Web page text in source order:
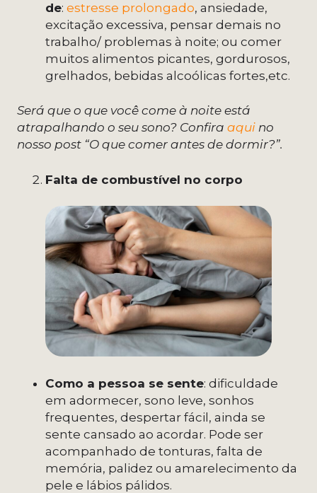
de: estresse prolongado, ansiedade,
excitação excessiva, pensar demais no
trabalho/ problemas à noite; ou comer
muitos alimentos picantes, gordurosos,
grelhados, bebidas alcoólicas fortes,etc.
Será que o que você come à noite está
atrapalhando o seu sono? Confira aqui no
nosso post “O que comer antes de dormir?”.
Falta de combustível no corpo
Como a pessoa se sente: dificuldade
em adormecer, sono leve, sonhos
frequentes, despertar fácil, ainda se
sente cansado ao acordar. Pode ser
acompanhado de tonturas, falta de
memória, palidez ou amarelecimento da
pele e lábios pálidos.